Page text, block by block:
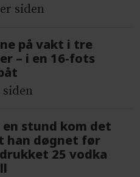
siden
på vakt i tre
– i en 16-fots
siden
stund kom det
han døgnet før
25 vodka